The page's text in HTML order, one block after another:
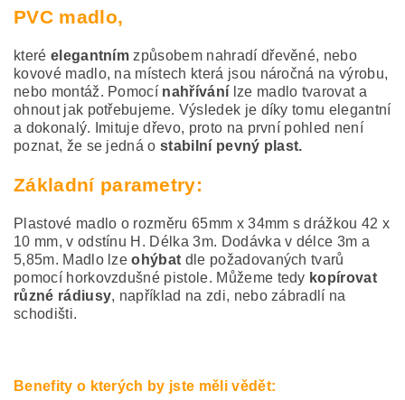
PVC madlo,
které elegantním způsobem nahradí dřevěné, nebo
kovové madlo, na místech která jsou náročná na výrobu,
nebo montáž. Pomocí nahřívání lze madlo tvarovat a
ohnout jak potřebujeme. Výsledek je díky tomu elegantní
a dokonalý. Imituje dřevo, proto na první pohled není
poznat, že se jedná ostabilní pevný plast.
Základní parametry:
Plastové madlo o rozměru 65mm x 34mm s drážkou 42 x
10 mm, v odstínu H. Délka 3m. Dodávka v délce 3m a
5,85m. Madlo lzeohýbat dle požadovaných tvarů
pomocí horkovzdušné pistole. Můžeme tedy kopírovat
různé rádiusy, například na zdi, nebo zábradlí na
schodišti.
Benefity o kterých by jste měli vědět: